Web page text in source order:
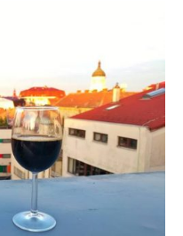
of
be part of the